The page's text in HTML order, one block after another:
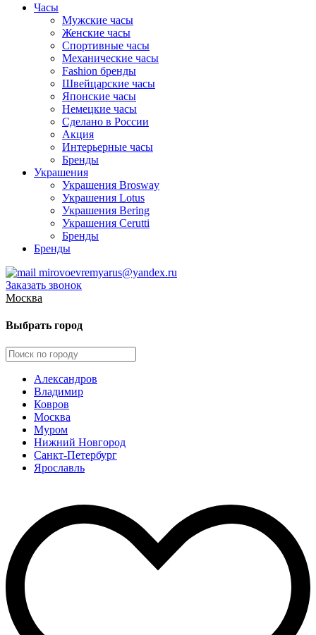
Часы
Мужские часы
Женские часы
Спортивные часы
Механические часы
Fashion бренды
Швейцарские часы
Японские часы
Немецкие часы
Сделано в России
Акция
Интерьерные часы
Бренды
Украшения
Украшения Brosway
Украшения Lotus
Украшения Bering
Украшения Cerutti
Бренды
Бренды
mirovoevremyarus@yandex.ru
Заказать звонок
Москва
Выбрать город
Александров
Владимир
Ковров
Москва
Муром
Нижний Новгород
Санкт-Петербург
Ярославль